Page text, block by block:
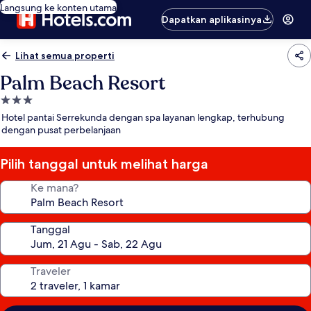
Langsung ke konten utama
Dapatkan aplikasinya
Lihat semua properti
Palm Beach Resort
Properti
bintang
3.0
Hotel pantai Serrekunda dengan spa layanan lengkap, terhubung
dengan pusat perbelanjaan
Pilih tanggal untuk melihat harga
Ke mana?
Tanggal
Traveler